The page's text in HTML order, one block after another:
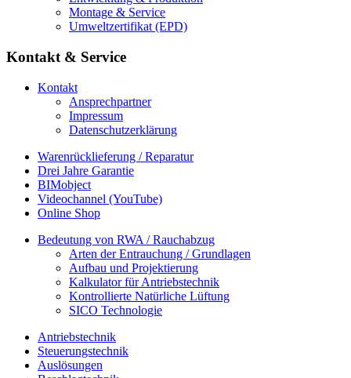
Montage & Service
Umweltzertifikat (EPD)
Kontakt & Service
Kontakt
Ansprechpartner
Impressum
Datenschutzerklärung
Warenrücklieferung / Reparatur
Drei Jahre Garantie
BIMobject
Videochannel (YouTube)
Online Shop
Bedeutung von RWA / Rauchabzug
Arten der Entrauchung / Grundlagen
Aufbau und Projektierung
Kalkulator für Antriebstechnik
Kontrollierte Natürliche Lüftung
SICO Technologie
Antriebstechnik
Steuerungstechnik
Auslösungen